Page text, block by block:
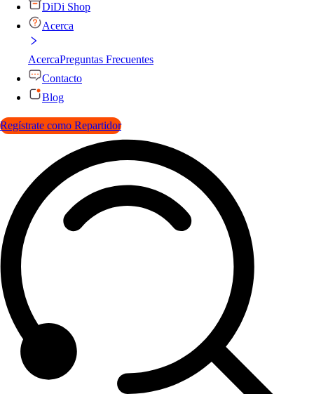
DiDi Shop
Acerca
AcercaPreguntas Frecuentes
Contacto
Blog
Regístrate como Repartidor